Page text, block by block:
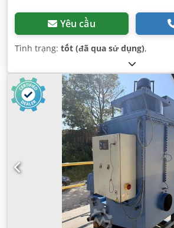
Yêu cầu
Tình trạng: tốt (đã qua sử dụng),